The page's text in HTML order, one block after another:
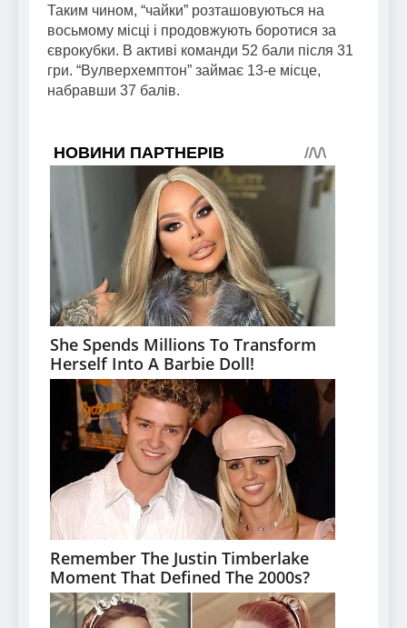
Таким чином, “чайки” розташовуються на
восьмому місці і продовжують боротися за
єврокубки. В активі команди 52 бали після 31
гри. “Вулверхемптон” займає 13-е місце,
набравши 37 балів.